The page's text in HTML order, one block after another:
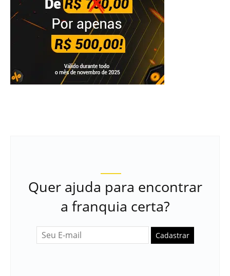
Quer ajuda para encontrar
a franquia certa?
Cadastrar